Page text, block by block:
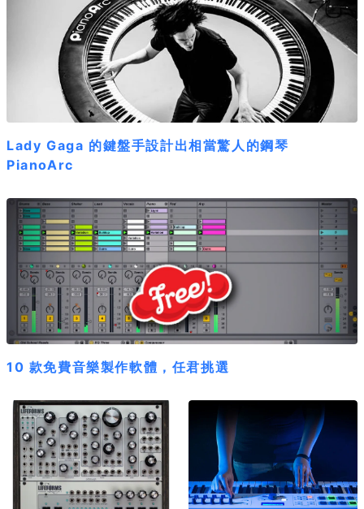
Lady Gaga 的鍵盤手設計出相當驚人的鋼琴
PianoArc
10 款免費音樂製作軟體，任君挑選